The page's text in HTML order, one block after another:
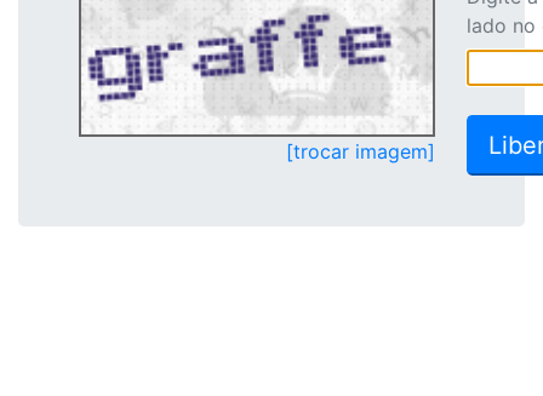
[trocar imagem]
lado no